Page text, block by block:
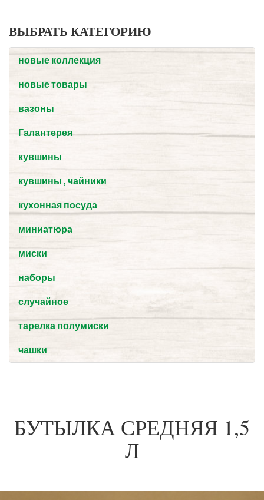
ВЫБРАТЬ КАТЕГОРИЮ
новые коллекция
новые товары
вазоны
Галантерея
кувшины
кувшины , чайники
кухонная посуда
миниатюра
миски
наборы
случайное
тарелка полумиски
чашки
БУТЫЛКА СРЕДНЯЯ 1,5
Л